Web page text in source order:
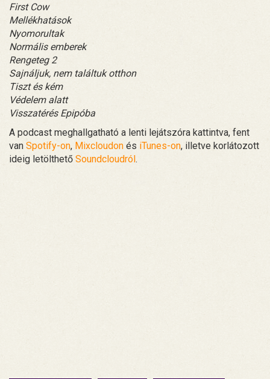
First Cow
Mellékhatások
Nyomorultak
Normális emberek
Rengeteg 2
Sajnáljuk, nem találtuk otthon
Tiszt és kém
Védelem alatt
Visszatérés Epipóba
A podcast meghallgatható a lenti lejátszóra kattintva, fent
van Spotify-on, Mixcloudon és iTunes-on, illetve korlátozott
ideig letölthető Soundcloudról.